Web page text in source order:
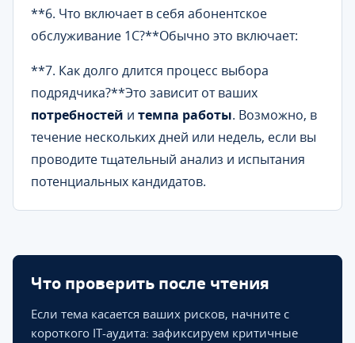
**6. Что включает в себя абонентское
обслуживание 1С?**Обычно это включает:
**7. Как долго длится процесс выбора
подрядчика?**Это зависит от ваших
потребностей и темпа работы. Возможно, в
течение нескольких дней или недель, если вы
проводите тщательный анализ и испытания
потенциальных кандидатов.
Что проверить после чтения
Если тема касается ваших рисков, начните с
короткого IT-аудита: зафиксируем критичные